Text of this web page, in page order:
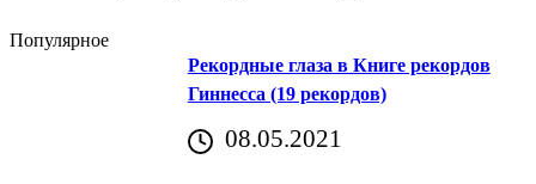
Популярное
Рекордные глаза в Книге рекордов
Гиннесса (19 рекордов)
08.05.2021